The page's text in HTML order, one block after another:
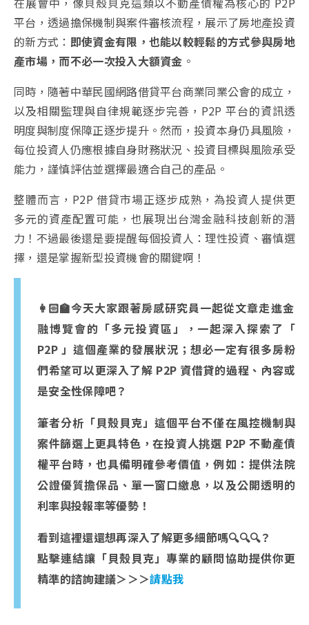
平台，透過擔保機制與案件審核流程，展示了房地產投資
的新方式： 即使資金有限，也能以較輕鬆的方式參與房地
產市場，而不必一次投入大額資金 。
同時，隨著中華民國網路借貸平台商業同業公會的成立，
以及相關監理與自律規範逐步完善，P2P 平台的資訊透
明度與制度保障正逐步提升。然而，投資本身仍具風險，
每位投資人仍應根據自身財務狀況、投資目標與風險承受
能力，謹慎評估並選擇最適合自己的產品。
整體而言，P2P 借貸市場正逐步成熟，為投資人提供更
多元的資產配置可能，也展現出台灣金融科技創新的潛
力！不過最後還是要提醒每個投資人：理性投資、審慎選
擇，還是掌握新型投資機會的關鍵啊！
👩🏻今天大家跟著房感研究員一起從文章走進金
融博覽會的「多元投資區」，一起深入探索了「
P2P 」這個產業的發展狀況；想必一定有很多房粉
們希望可以更深入了解 P2P 資借貸的過程、內容或
是安全性保障吧？
筆者分析 「貝殼貝克」這個平台不僅在風控機制與
案件篩選上更具特色，在投資人挑選 P2P 不動產債
權平台時，也具備明確參考價值，例如：提供法院
公證優質擔保品、單一窗口繳息，以及公開透明的
利率與投報率等優勢！
看到這裡還還想再深入了解更多細節嗎🔍🔍🔍？
點擊連結讓「貝殼貝克」專業的顧問協助提供你更
精準的諮詢建議＞＞＞請點我